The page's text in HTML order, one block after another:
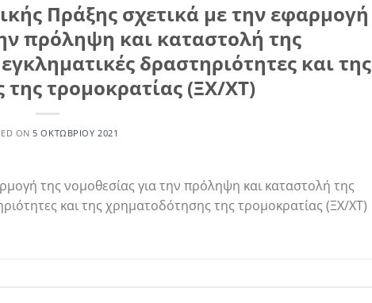
Πράξης σχετικά με την εφαρμογή
πρόληψη και καταστολή της
δραστηριότητες και της
τρομοκρατίας (ΞΧ/ΧΤ)
ON5 ΟΚΤΩΒΡΊΟΥ 2021
της νομοθεσίας για την πρόληψη και καταστολή της
και της χρηματοδότησης της τρομοκρατίας (ΞΧ/ΧΤ)